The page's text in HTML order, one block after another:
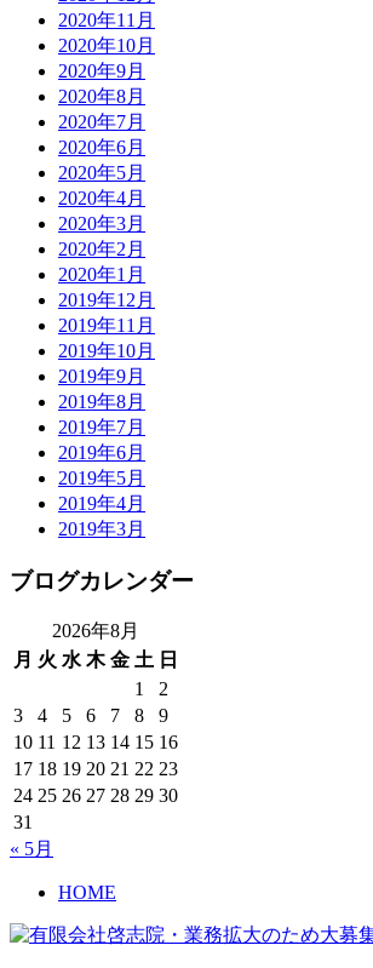
2020年11月
2020年10月
2020年9月
2020年8月
2020年7月
2020年6月
2020年5月
2020年4月
2020年3月
2020年2月
2020年1月
2019年12月
2019年11月
2019年10月
2019年9月
2019年8月
2019年7月
2019年6月
2019年5月
2019年4月
2019年3月
ブログカレンダー
2026年8月
月 火 水 木 金 土 日
1
2
3
4 5 6 7 8
9
10 11 12 13 14 15 16
17 18 19 20 21 22 23
24 25 26 27 28 29 30
31
« 5月
HOME